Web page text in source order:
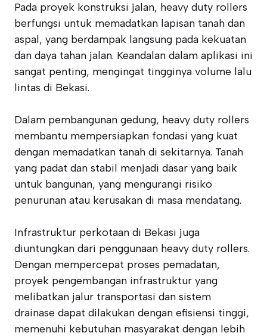
Pada proyek konstruksi jalan, heavy duty rollers
berfungsi untuk memadatkan lapisan tanah dan
aspal, yang berdampak langsung pada kekuatan
dan daya tahan jalan. Keandalan dalam aplikasi ini
sangat penting, mengingat tingginya volume lalu
lintas di Bekasi.
Dalam pembangunan gedung, heavy duty rollers
membantu mempersiapkan fondasi yang kuat
dengan memadatkan tanah di sekitarnya. Tanah
yang padat dan stabil menjadi dasar yang baik
untuk bangunan, yang mengurangi risiko
penurunan atau kerusakan di masa mendatang.
Infrastruktur perkotaan di Bekasi juga
diuntungkan dari penggunaan heavy duty rollers.
Dengan mempercepat proses pemadatan,
proyek pengembangan infrastruktur yang
melibatkan jalur transportasi dan sistem
drainase dapat dilakukan dengan efisiensi tinggi,
memenuhi kebutuhan masyarakat dengan lebih